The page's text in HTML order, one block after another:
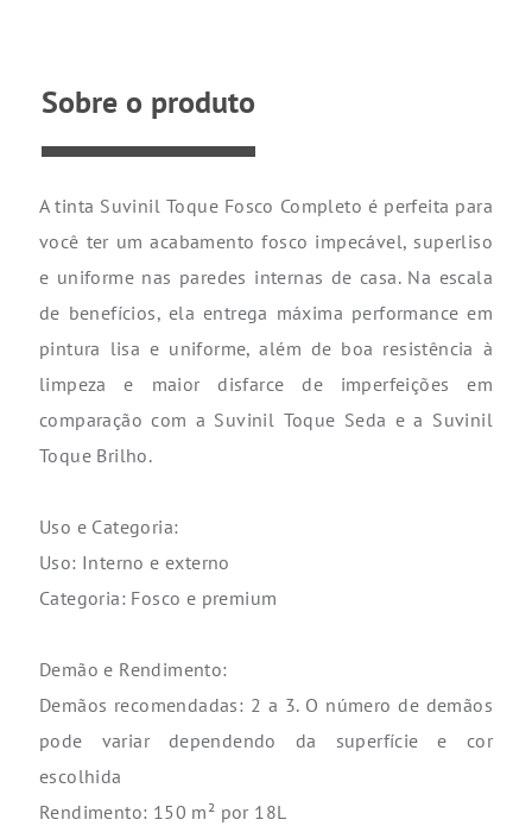
Sobre o produto
A tinta Suvinil Toque Fosco Completo é perfeita para
você ter um acabamento fosco impecável, superliso
e uniforme nas paredes internas de casa. Na escala
de benefícios, ela entrega máxima performance em
pintura lisa e uniforme, além de boa resistência à
limpeza e maior disfarce de imperfeições em
comparação com a Suvinil Toque Seda e a Suvinil
Toque Brilho.
Uso e Categoria:
Uso: Interno e externo
Categoria: Fosco e premium
Demão e Rendimento:
Demãos recomendadas: 2 a 3. O número de demãos
pode variar dependendo da superfície e cor
escolhida
Rendimento: 150 m² por 18L